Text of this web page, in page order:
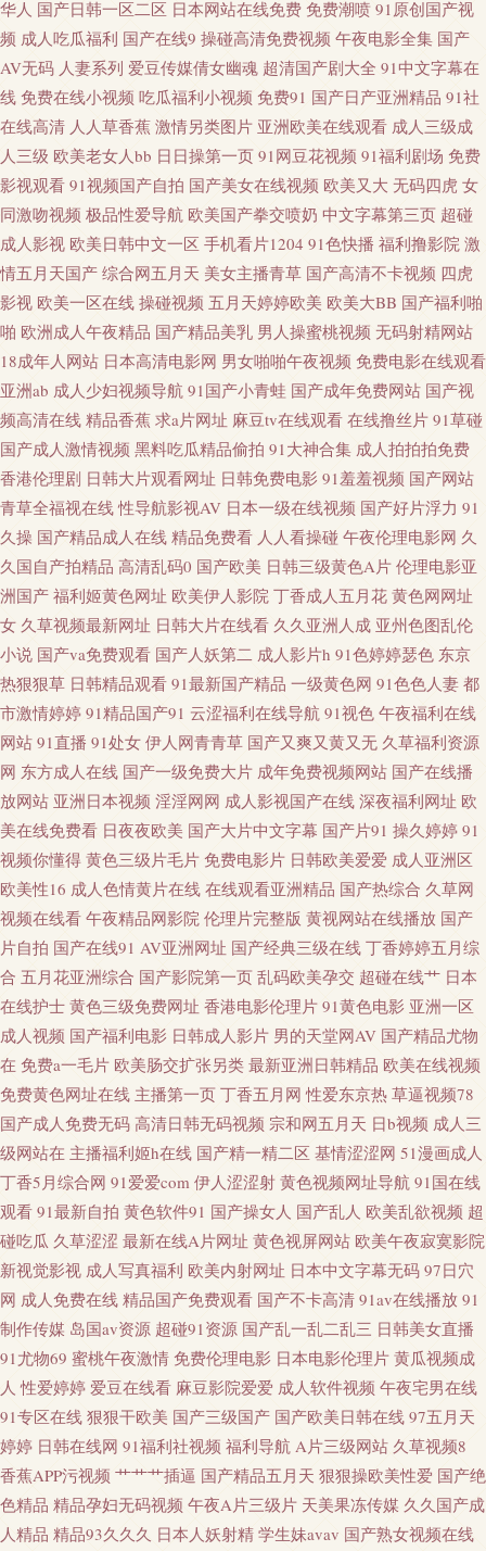
小萝莉被后入 天天天艹 91全部免费观看 综合97超碰 av激情 豆花AV激情网
九一网页版 欧美干b网 日韩精品免费视频 午夜擼映画 91JK视频 91网站在线
伊人婷婷大香蕉 91涩涩综合 超碰GAO导航 国产激情内射 老湿机国产在线 日
韩av欧美免费 天天操网站 亚洲图色16区 91熊猫tv网页 国产白丝自慰91 激情
综合网站 欧美经品h片 日韩wwww 影视先锋操 97无码视频 大香蕉超碰免费
在 韩国无码专区 麻豆国产一二三四 日本成人免费 午夜男女激情啪啪 91豆花
影院 97影院亚 精东91 欧美色色H 婷婷好色五月天 18视频网站 91中文啦视频
超碰人人9 国产微拍在线 久久老司机AV 欧美老妇MV 日韩精品在线久久 91
无码福利影院 91次元 AV午夜资源 福利视频在线导航 欧美性爱黄色 天天日b
夜夜爽 中文字幕16p www91n在线 豆花视频91在线 久久国产精品四虎 日本操
逼片电影 午夜免费网站 91黄色下载软件 国产肏屄大片 另类综合图片 日韩大
片免费试看 亚洲日韩aa无码 91性条小网站 超碰在线国产 韩国avvv 蜜桃社一
区二区 亚洲另类激动视频 97国产 豆花福利导航 黄网址在线看 欧美经典性爱
日韩视频1 尤物影院导航 99免费在线视频 国产91色 久久草草视频成人 午夜
久草 91做爱高清 成人天蚕91 黄色WW 欧美人妻干K 四虎私人影院 91N污 超
碰人妻偷拍 国产在线日韩二区 麻豆传媒香蕉 天天国产综合 91秘密入口 大香
蕉资源站 激情六月综合网 日韩深夜视频 亚洲性爱巨场 91在线播放专区 成人
午夜A片 精品国产噜噜日韩 日本毛茸茸 av午夜 国产日韩精品久久 欧美日韩
国产在线 四虎福利av导航 91吃瓜黑社 成人Av午夜影视 久草丁香 欧洲性生活
社区 51AV国产 超碰97打炮在线 精品福利导航 欧美在线aa 无码微视频 91蜜
桃黄 超碰牛牛 九一特级毛片观看 青青草成人社区 五月天黄色网 av香蕉伊人
在线 激情福利网 日本在www电影 伊人影院国产91 97超碰论坛 第一婷婷基地
九九午夜成人剧场 日本毛茸茸的少妇 91视频网址入口 国产福利久久 老司机
性爰视频 天堂尤物在线视频 91蜜桃传媒一区 超碰在线公开
华人 国产日韩一区二区 日本网站在线免费 免费潮喷 91原创国产视
频 成人吃瓜福利 国产在线9 操碰高清免费视频 午夜电影全集 国产
AV无码 人妻系列 爱豆传媒倩女幽魂 超清国产剧大全 91中文字幕在
线 免费在线小视频 吃瓜福利小视频 免费91 国产日产亚洲精品 91社
在线高清 人人草香蕉 激情另类图片 亚洲欧美在线观看 成人三级成
人三级 欧美老女人bb 日日操第一页 91网豆花视频 91福利剧场 免费
影视观看 91视频国产自拍 国产美女在线视频 欧美又大 无码四虎 女
同激吻视频 极品性爱导航 欧美国产拳交喷奶 中文字幕第三页 超碰
成人影视 欧美日韩中文一区 手机看片1204 91色快播 福利撸影院 激
情五月天国产 综合网五月天 美女主播青草 国产高清不卡视频 四虎
影视 欧美一区在线 操碰视频 五月天婷婷欧美 欧美大BB 国产福利啪
啪 欧洲成人午夜精品 国产精品美乳 男人操蜜桃视频 无码射精网站
18成年人网站 日本高清电影网 男女啪啪午夜视频 免费电影在线观看
亚洲ab 成人少妇视频导航 91国产小青蛙 国产成年免费网站 国产视
频高清在线 精品香蕉 求a片网址 麻豆tv在线观看 在线撸丝片 91草碰
国产成人激情视频 黑料吃瓜精品偷拍 91大神合集 成人拍拍拍免费
香港伦理剧 日韩大片观看网址 日韩免费电影 91羞羞视频 国产网站
青草全福视在线 性导航影视AV 日本一级在线视频 国产好片浮力 91
久操 国产精品成人在线 精品免费看 人人看操碰 午夜伦理电影网 久
久国自产拍精品 高清乱码0 国产欧美 日韩三级黄色A片 伦理电影亚
洲国产 福利姬黄色网址 欧美伊人影院 丁香成人五月花 黄色网网址
女 久草视频最新网址 日韩大片在线看 久久亚洲人成 亚州色图乱伦
小说 国产va免费观看 国产人妖第二 成人影片h 91色婷婷瑟色 东京
热狠狠草 日韩精品观看 91最新国产精品 一级黄色网 91色色人妻 都
市激情婷婷 91精品国产91 云涩福利在线导航 91视色 午夜福利在线
网站 91直播 91处女 伊人网青青草 国产又爽又黄又无 久草福利资源
网 东方成人在线 国产一级免费大片 成年免费视频网站 国产在线播
放网站 亚洲日本视频 淫淫网网 成人影视国产在线 深夜福利网址 欧
美在线免费看 日夜夜欧美 国产大片中文字幕 国产片91 操久婷婷 91
视频你懂得 黄色三级片毛片 免费电影片 日韩欧美爱爱 成人亚洲区
欧美性16 成人色情黄片在线 在线观看亚洲精品 国产热综合 久草网
视频在线看 午夜精品网影院 伦理片完整版 黄视网站在线播放 国产
片自拍 国产在线91 AV亚洲网址 国产经典三级在线 丁香婷婷五月综
合 五月花亚洲综合 国产影院第一页 乱码欧美孕交 超碰在线艹 日本
在线护士 黄色三级免费网址 香港电影伦理片 91黄色电影 亚洲一区
成人视频 国产福利电影 日韩成人影片 男的天堂网AV 国产精品尤物
在 免费a一毛片 欧美肠交扩张另类 最新亚洲日韩精品 欧美在线视频
免费黄色网址在线 主播第一页 丁香五月网 性爱东京热 草逼视频78
国产成人免费无码 高清日韩无码视频 宗和网五月天 日b视频 成人三
级网站在 主播福利姬h在线 国产精一精二区 基情涩涩网 51漫画成人
丁香5月综合网 91爱爱com 伊人涩涩射 黄色视频网址导航 91国在线
观看 91最新自拍 黄色软件91 国产操女人 国产乱人 欧美乱欲视频 超
碰吃瓜 久草涩涩 最新在线A片网址 黄色视屏网站 欧美午夜寂寞影院
新视觉影视 成人写真福利 欧美内射网址 日本中文字幕无码 97日穴
网 成人免费在线 精品国产免费观看 国产不卡高清 91av在线播放 91
制作传媒 岛国av资源 超碰91资源 国产乱一乱二乱三 日韩美女直播
91尤物69 蜜桃午夜激情 免费伦理电影 日本电影伦理片 黄瓜视频成
人 性爱婷婷 爱豆在线看 麻豆影院爱爱 成人软件视频 午夜宅男在线
91专区在线 狠狠干欧美 国产三级国产 国产欧美日韩在线 97五月天
婷婷 日韩在线网 91福利社视频 福利导航 A片三级网站 久草视频8
香蕉APP污视频 艹艹艹插逼 国产精品五月天 狠狠操欧美性爱 国产绝
色精品 精品孕妇无码视频 午夜A片三级片 天美果冻传媒 久久国产成
人精品 精品93久久久 日本人妖射精 学生妹avav 国产熟女视频在线